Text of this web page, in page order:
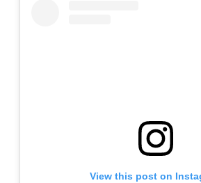
View this post on